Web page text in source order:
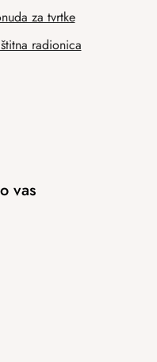
za tvrtke
radionica
vas